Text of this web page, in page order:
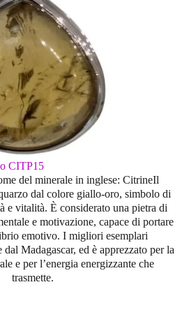
CITP15
del minerale in inglese: CitrineIl
dal colore giallo-oro, simbolo di
e vitalità. È considerato una pietra di
e motivazione, capace di portare
emotivo. I migliori esemplari
Madagascar, ed è apprezzato per la
e per l’energia energizzante che
trasmette.